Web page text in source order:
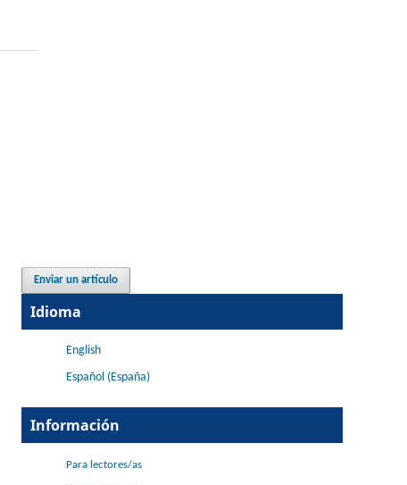
Enviar un artículo
Idioma
English
Español (España)
Información
Para lectores/as